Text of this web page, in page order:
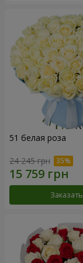
51 белая роза
24 245 грн
Заказать